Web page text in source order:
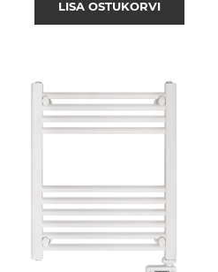
LISA OSTUKORVI